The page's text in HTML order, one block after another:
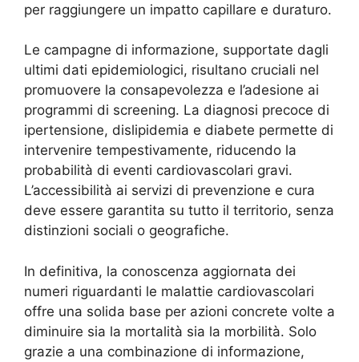
per raggiungere un impatto capillare e duraturo.
Le campagne di informazione, supportate dagli
ultimi dati epidemiologici, risultano cruciali nel
promuovere la consapevolezza e l’adesione ai
programmi di screening. La diagnosi precoce di
ipertensione, dislipidemia e diabete permette di
intervenire tempestivamente, riducendo la
probabilità di eventi cardiovascolari gravi.
L’accessibilità ai servizi di prevenzione e cura
deve essere garantita su tutto il territorio, senza
distinzioni sociali o geografiche.
In definitiva, la conoscenza aggiornata dei
numeri riguardanti le malattie cardiovascolari
offre una solida base per azioni concrete volte a
diminuire sia la mortalità sia la morbilità. Solo
grazie a una combinazione di informazione,